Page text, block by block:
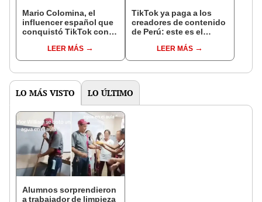
Mario Colomina, el
influencer español que
conquistó TikTok con
"Mi amor nació por la
gastronomía"
LEER MÁS
TikTok ya paga a los
creadores de contenido
de Perú: este es el
llegar a cobrar por 1.000
vistas
LEER MÁS
LO MÁS VISTO LO ÚLTIMO
Alumnos sorprendieron
a trabajador de limpieza